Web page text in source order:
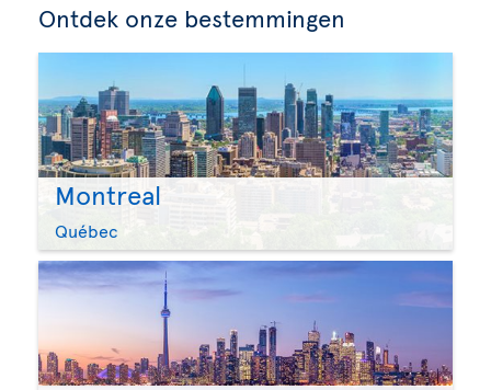
Ontdek onze bestemmingen
Montreal
Québec